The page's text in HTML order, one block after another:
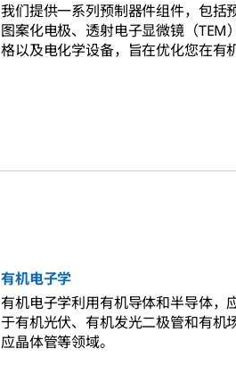
我们提供一系列预制器件组件，包括
图案化电极、透射电子显微镜（TEM
格以及电化学设备，旨在优化您在有
有机电子学
有机电子学利用有机导体和半导体，
于有机光伏、有机发光二极管和有机
应晶体管等领域。